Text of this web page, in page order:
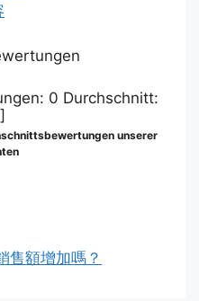
0 Durchschnitt:
]
unserer
售額增加嗎？